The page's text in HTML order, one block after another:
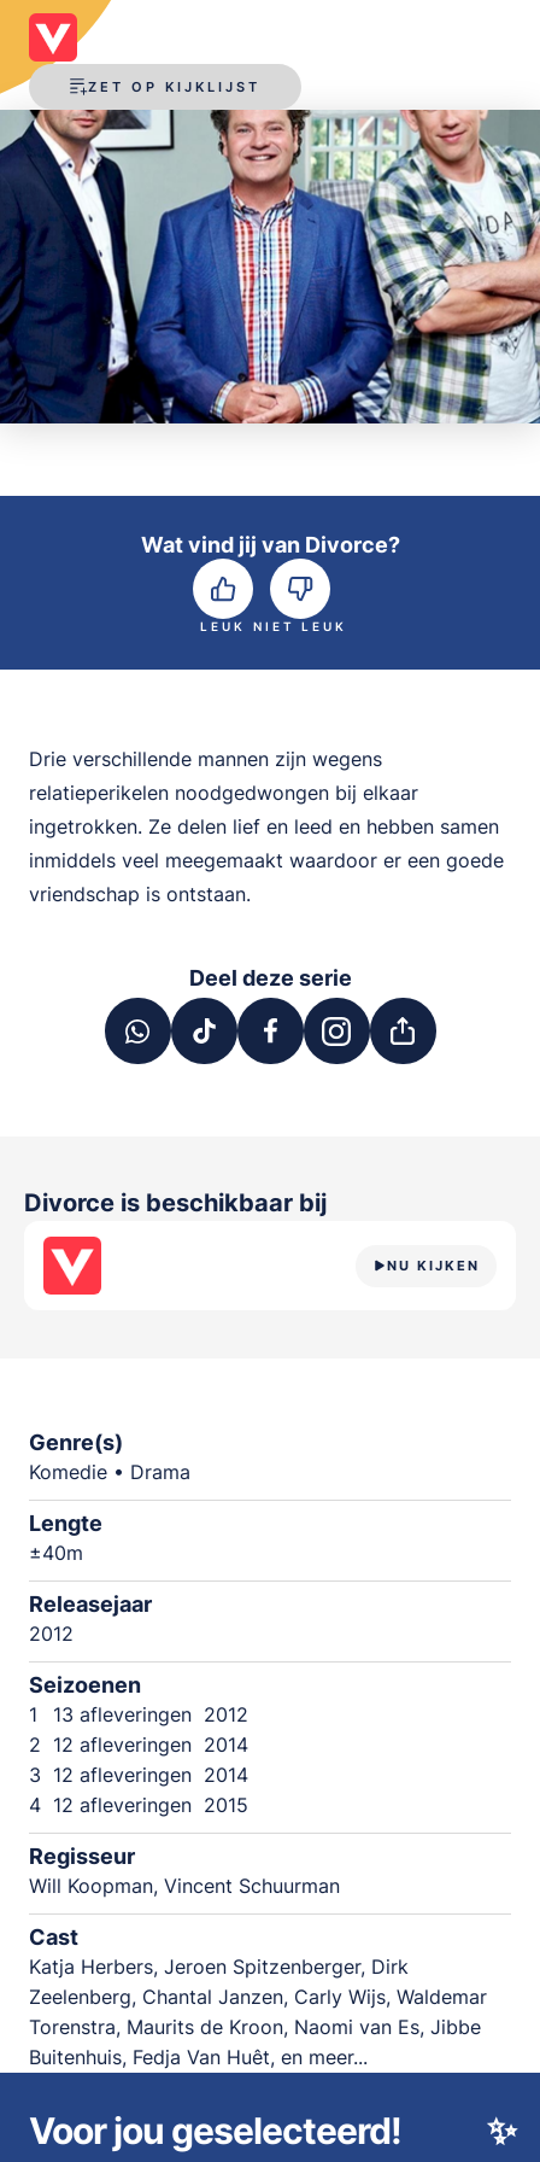
ZET OP KIJKLIJST
Wat vind jij van Divorce?
LEUK NIET LEUK
Drie verschillende mannen zijn wegens
relatieperikelen noodgedwongen bij elkaar
ingetrokken. Ze delen lief en leed en hebben samen
inmiddels veel meegemaakt waardoor er een goede
vriendschap is ontstaan.
Deel deze serie
Divorce is beschikbaar bij
NU KIJKEN
Genre(s)
Komedie • Drama
Lengte
±40m
Releasejaar
2012
Seizoenen
1 13 afleveringen 2012
2 12 afleveringen 2014
3 12 afleveringen 2014
4 12 afleveringen 2015
Regisseur
Will Koopman, Vincent Schuurman
Cast
Katja Herbers, Jeroen Spitzenberger, Dirk
Zeelenberg, Chantal Janzen, Carly Wijs, Waldemar
Torenstra, Maurits de Kroon, Naomi van Es, Jibbe
Buitenhuis, Fedja Van Huêt, en meer...
✨
Voor jou geselecteerd!